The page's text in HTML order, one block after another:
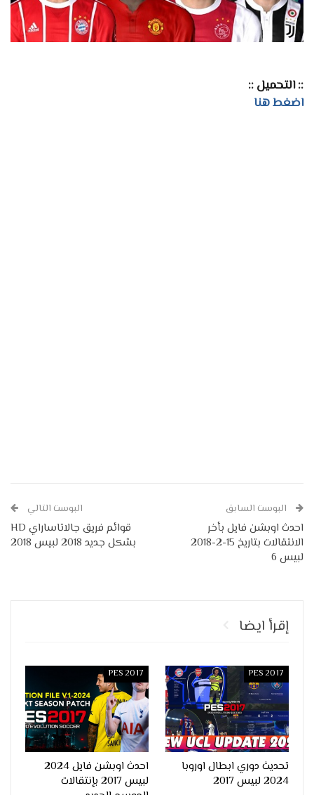
:: التحميل ::
اضغط هنا
البوست السابق
احدث اوبشن فايل بأخر
الانتقالات بتاريخ 15-2-2018
لبيس 6
البوست التالي
قوائم فريق جالاتاساراي HD
بشكل جديد 2018 لبيس 2018
إقرأ ايضا
PES 2017
تحديث دوري ابطال اوروبا
2024 لبيس 2017
PES 2017
احدث اوبشن فايل 2024
لبيس 2017 بإنتقالات